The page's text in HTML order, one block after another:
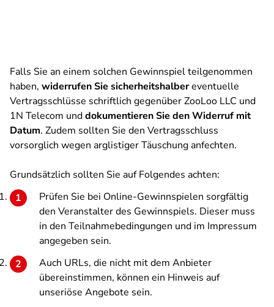
Falls Sie an einem solchen Gewinnspiel teilgenommen
haben, widerrufen Sie sicherheitshalbereventuelle
Vertragsschlüsse schriftlich gegenüber ZooLoo LLC und
1N Telecom unddokumentieren Sie den Widerruf mit
Datum. Zudem sollten Sie den Vertragsschluss
vorsorglich wegen arglistiger Täuschung anfechten.
Grundsätzlich sollten Sie auf Folgendes achten:
Prüfen Sie bei Online-Gewinnspielen sorgfältig
den Veranstalter des Gewinnspiels. Dieser muss
in den Teilnahmebedingungen und im Impressum
angegeben sein.
Auch URLs, die nicht mit dem Anbieter
übereinstimmen, können ein Hinweis auf
unseriöse Angebote sein.